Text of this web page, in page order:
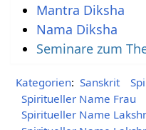
Mantra Diksha
Nama Diksha
Seminare zum
Kategorien: Sanskrit
Spiritueller Name Frau
Spiritueller Name